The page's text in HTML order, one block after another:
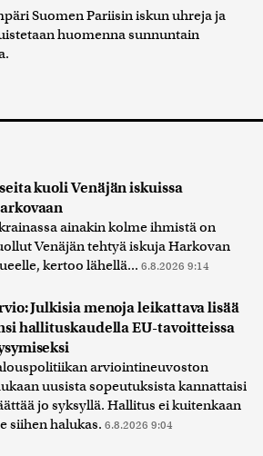
Suomen Pariisin iskun uhreja ja
huomenna sunnuntain
kuoli Venäjän iskuissa
ainakin kolme ihmistä on
Venäjän tehtyä iskuja Harkovan
kertoo lähellä... 6.8.2026 9:14
Julkisia menoja leikattava lisää
hallituskaudella EU-tavoitteissa
arviointineuvoston
uusista sopeutuksista kannattaisi
jo syksyllä. Hallitus ei kuitenkaan
siihen halukas. 6.8.2026 9:04